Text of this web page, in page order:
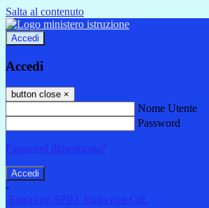
Salta al contenuto
Accedi
Accedi
button close ×
Nome Utente
Password
Password dimenticata?
-
Entra con SPID
Entra con CIE